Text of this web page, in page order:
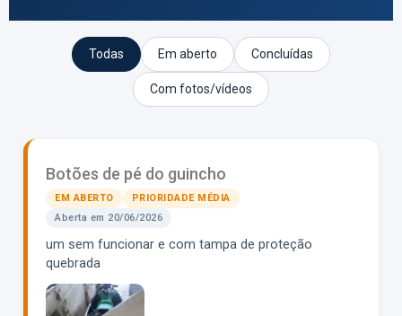
Todas Em aberto Concluídas
Com fotos/vídeos
Botões de pé do guincho
EM ABERTO
PRIORIDADE MÉDIA
Aberta em 20/06/2026
um sem funcionar e com tampa de proteção
quebrada